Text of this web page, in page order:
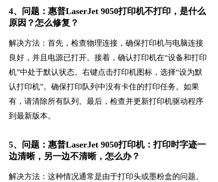
4、问题：惠普LaserJet 9050打印机不打印，是什么
原因？怎么修复？
解决方法：首先，检查物理连接，确保打印机与电脑连接
良好，并且电源已打开。接着，确认打印机在“设备和打印
机”中处于默认状态。右键点击打印机图标，选择“设为默
认打印机”。确保打印队列中没有卡住的打印任务。如果
有，请清除所有队列。最后，检查并更新打印机驱动程序
到最新版本。
5、问题：惠普LaserJet 9050打印机：打印时字迹一
边清晰，另一边不清晰，怎么办？
解决方法：这种情况通常是由于打印头或墨粉盒的问题。